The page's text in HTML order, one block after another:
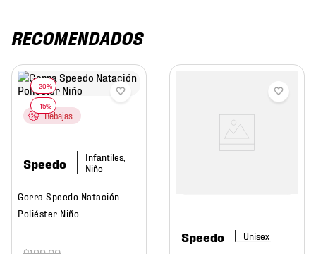
RECOMENDADOS
Rebajas
Speedo
Infantiles,
Niño
Gorra Speedo Natación
Poliéster Niño
Speedo